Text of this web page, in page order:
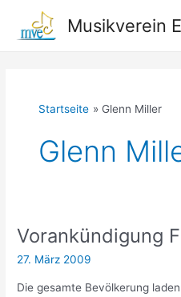
springen
Musikverein
Startseite Glenn Miller
Glenn
Vorankündigung
27. März 2009
Die gesamte Bevölkerung